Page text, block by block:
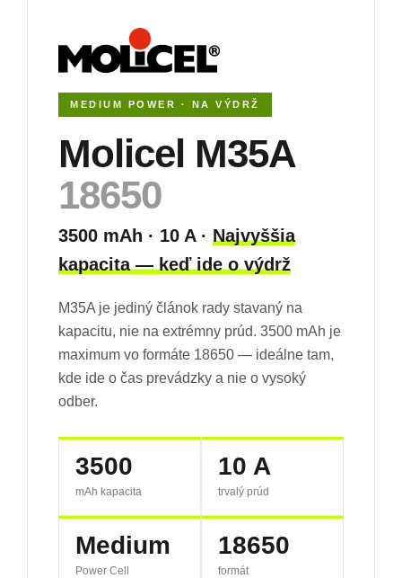
MEDIUM POWER · NA VÝDRŽ
Molicel M35A
18650
3500 mAh · 10 A · Najvyššia
kapacita — keď ide o výdrž
M35A je jediný článok rady stavaný na
kapacitu, nie na extrémny prúd. 3500 mAh je
maximum vo formáte 18650 — ideálne tam,
kde ide o čas prevádzky a nie o vysoký
odber.
3500
mAh kapacita
10 A
trvalý prúd
Medium
Power Cell
18650
formát